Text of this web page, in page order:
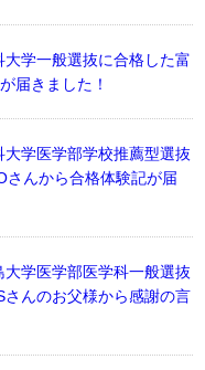
大学一般選抜に合格した富
届きました！
大学医学部学校推薦型選抜
さんから合格体験記が届
大学医学部医学科一般選抜
さんのお父様から感謝の言